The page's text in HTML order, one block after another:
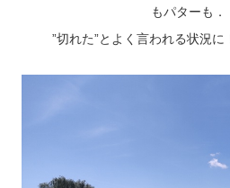
もパターも．
”切れた”とよく言われる状況に